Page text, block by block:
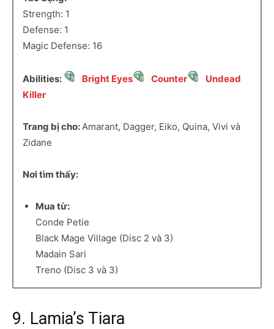
Strength: 1
Defense: 1
Magic Defense: 16
Abilities: Bright Eyes Counter
Undead
Killer
Trang bị cho: Amarant, Dagger, Eiko, Quina, Vivi và
Zidane
Nơi tìm thấy:
Mua từ:
Conde Petie
Black Mage Village (Disc 2 và 3)
Madain Sari
Treno (Disc 3 và 3)
9. Lamia’s Tiara